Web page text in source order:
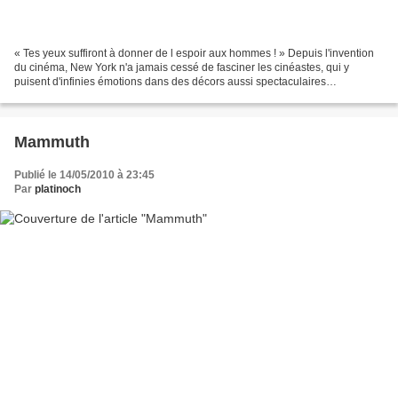
« Tes yeux suffiront à donner de l espoir aux hommes ! » Depuis l'invention
du cinéma, New York n'a jamais cessé de fasciner les cinéastes, qui y
puisent d'infinies émotions dans des décors aussi spectaculaires
Mammuth
Publié le 14/05/2010 à 23:45
Par platinoch